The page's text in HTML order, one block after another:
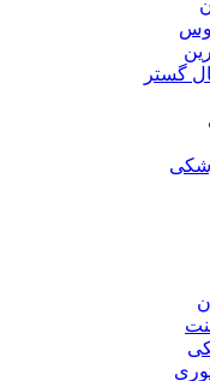
گستر